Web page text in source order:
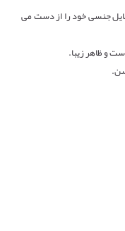
جنسی خود را از دست می
و ظاهر زیبا.